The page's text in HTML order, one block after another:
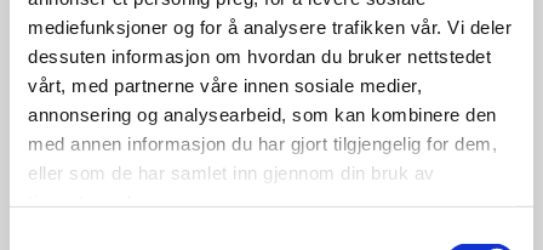
mediefunksjoner og for å analysere trafikken vår. Vi deler
dessuten informasjon om hvordan du bruker nettstedet
vårt, med partnerne våre innen sosiale medier,
annonsering og analysearbeid, som kan kombinere den
med annen informasjon du har gjort tilgjengelig for dem,
eller som de har samlet inn gjennom din bruk av
fremtiden, hvor vi jobber for å utvide virksomheten.
Det er svært viktig for oss å opprettholde en høy
standard. Dette har gitt resultater i form av flere
fornøyde og lojale kunder. Vårt mål er stadig å levere
trygg og god service til våre kunder.
Ta kontakt